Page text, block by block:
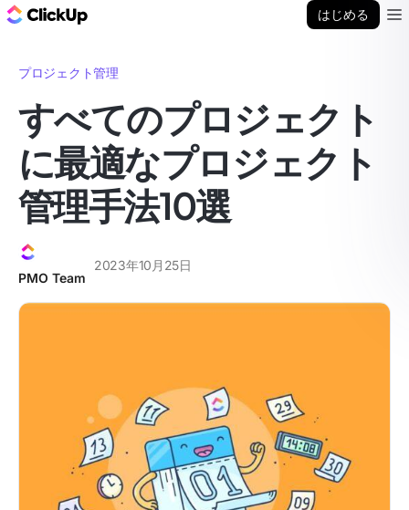
はじめる
プロジェクト管理
すべてのプロジェクト
に最適なプロジェクト
管理手法10選
PMO Team
2023年10月25日